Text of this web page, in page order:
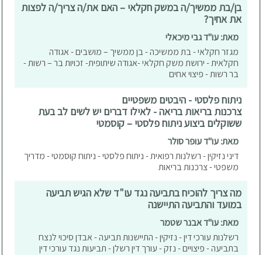
בן/בת ממשיך/ה במשק חקלאי – האם את/ה צריך/ה לפצות
את אחיך?
מאת: עו"ד גבי מיכאלי
מגזר חקלאי - בת ממשיכה - בן ממשיך – מושבים - אגודה
חקלאית - ירושת משק חקלאי -אגודה שיתופית- זכויות בר – רשות -
בר רשות - פיצוי אחים
ניתוח פלסטי - היבטים משפטיים
צרכנות בריאות בריאה - לאילו דברים יש לשים לב בעת
ששוקלים ביצוע ניתוח פלסטי – קוסמטי
מאת: עו"ד עופר סולר
דיני נזיקין - רשלנות רפואית - ניתוח פלסטי - ניתוח קוסמטי - מדריך
משפטי - צרכנות בריאות
מה צריך להוכיח בתביעה נגד עו"ד שלא הגיש תביעה
במועד והתביעה התיישנה
מאת: עו"ד אבנר שטמר
רשלנות עורכי דין - נזיקין - התיישנות תביעה - אבדן סיכוי לנצח
בתביעה - פיצויים - נזק - עורך דין רשלן - תביעות נגד עורכי דין